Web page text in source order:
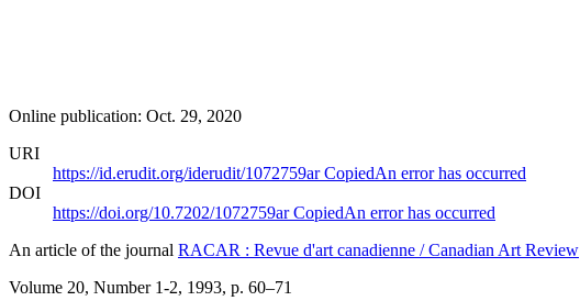
Online publication: Oct. 29, 2020
URI
https://id.erudit.org/iderudit/1072759arCopiedAn error has occurred
DOI
https://doi.org/10.7202/1072759arCopiedAn error has occurred
An article of the journal RACAR : Revue d'art canadienne / Canadian Art Review
Volume 20, Number 1-2, 1993, p. 60–71